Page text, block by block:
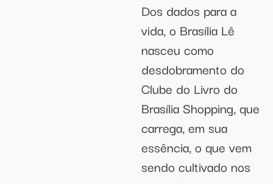
Dos dados para a
vida, o Brasília Lê
nasceu como
desdobramento do
Clube do Livro do
Brasília Shopping, que
carrega, em sua
essência, o que vem
sendo cultivado nos